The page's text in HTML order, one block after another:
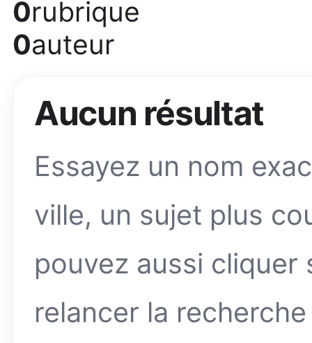
0rubrique
0auteur
Aucun résultat
Essayez un nom
ville, un sujet plus
pouvez aussi
relancer la